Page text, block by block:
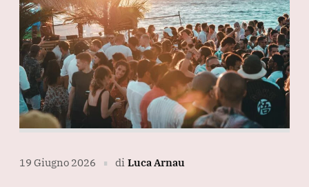
19 Giugno 2026 ∎ di Luca Arnau